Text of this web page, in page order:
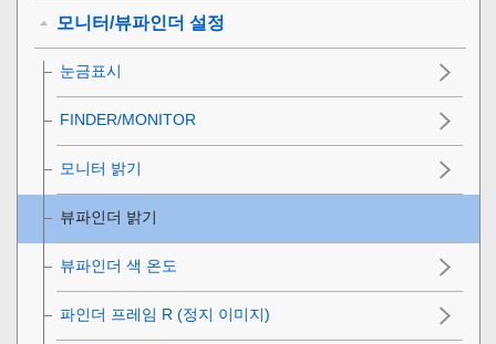
모니터/뷰파인더 설정
눈금표시
FINDER/MONITOR
모니터 밝기
뷰파인더 밝기
뷰파인더 색 온도
파인더 프레임 R (정지 이미지)